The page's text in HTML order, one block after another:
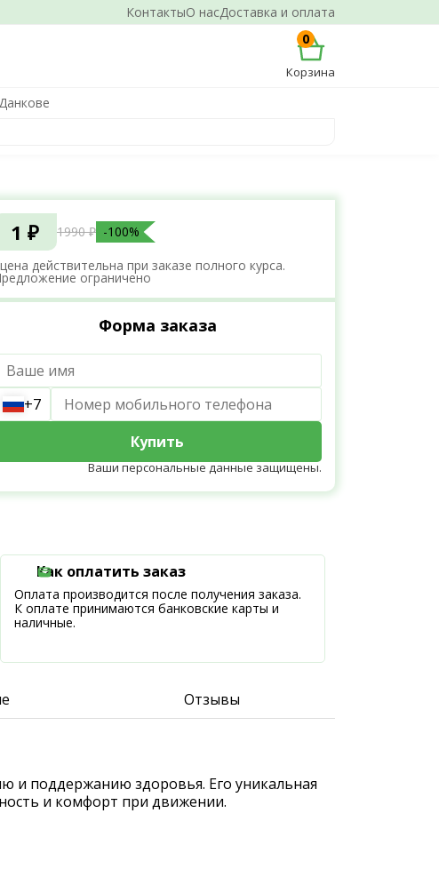
КонтактыО насДоставка и оплата
0
Корзина
1 ₽ 1990 ₽ -100%
действительна при заказе полного курса.
ограничено
Форма заказа
+7
Купить
Ваши персональные данные защищены.
Как оплатить заказ
Оплата производится после получения заказа.
К оплате принимаются банковские карты и
наличные.
Отзывы
и поддержанию здоровья. Его уникальная
и комфорт при движении.